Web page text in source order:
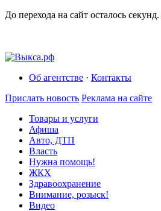
До перехода на сайт осталось секунд.
Об агентстве · Контакты
Прислать новость Реклама на сайте
Товары и услуги
Афиша
Авто, ДТП
Власть
Нужна помощь!
ЖКХ
Здравоохранение
Внимание, розыск!
Видео